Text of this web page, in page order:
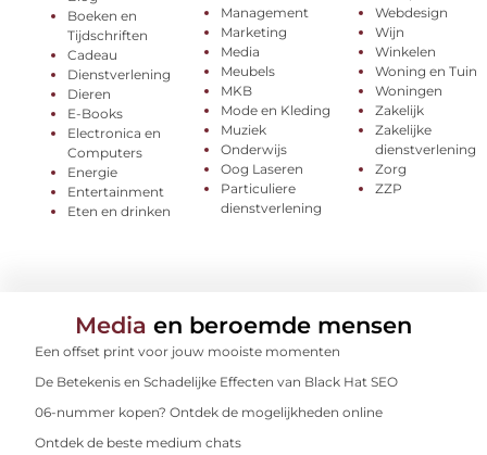
Boeken en
Tijdschriften
Cadeau
Dienstverlening
Dieren
E-Books
Electronica en
Computers
Energie
Entertainment
Eten en drinken
Management
Marketing
Media
Meubels
MKB
Mode en Kleding
Muziek
Onderwijs
Oog Laseren
Particuliere
dienstverlening
Webdesign
Wijn
Winkelen
Woning en Tuin
Woningen
Zakelijk
Zakelijke
dienstverlening
Zorg
ZZP
Media en beroemde mensen
Een offset print voor jouw mooiste momenten
De Betekenis en Schadelijke Effecten van Black Hat SEO
06-nummer kopen? Ontdek de mogelijkheden online
Ontdek de beste medium chats